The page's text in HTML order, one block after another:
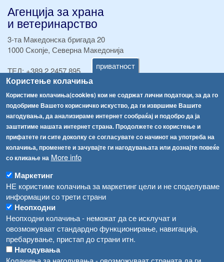
приватност
Користење колачиња
Користиме колачиња(cookies) кои не содржат лични податоци, за да го
подобриме Вашето корисничко искуство, да ги извршиме Вашите
нагодувања, да анализираме интернет сообраќај и подобро да ја
заштитиме нашата интернет страна. Продолжете со користење и
прифатете ги сите доколку се согласувате со начинот на употреба на
колачиња, променете и зачувајте ги нагодувањата или дознајте повеќе
со кликање на More info
Маркетинг
НЕ користиме колачиња за маркетинг цели и не споделуваме
информации со трети страни
Неопходни
Неопходни колачиња - неможат да се исклучат и
овозможуваат стандардно функционирање, навигација,
пребарување, пристап до страни итн.
Нагодувања
Агенција за храна
и ветеринарство
3-та Македонска бригада 20
1000 Скопје, Северна Македонија
ТЕЛ:+389 2 2457 895
ТЕЛ:+389 2 2457 873
Факс:+389 2 2457 893
Факс:+389 2 2457 871
info@fva.gov.mk
[АХВ-претходна страна]
Соопштенија
Република Бугарија ги засили официјалните контроли при увоз на свежо овошје и зеленчук
Високите температури ризик од труење со храна, опасни се и за животните
Водата во Гостивар може да се користи како техничка, продолжува испораката на флаширана вода
Во Гостивар спроведени 70 вонредни контроли
Забраната за водата во Гостивар останува на сила, операторите да користат само технички безбедна вода
Навигација
Обрасци
Огласи